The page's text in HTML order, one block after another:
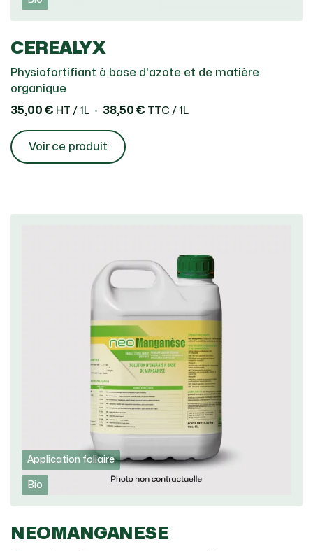
CEREALYX
Physiofortifiant à base d'azote et de matière
organique
35,00 € HT / 1L 38,50 € TTC / 1L
Voir ce produit
Application foliaire
Bio
NEOMANGANESE